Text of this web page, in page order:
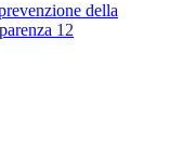
della
12